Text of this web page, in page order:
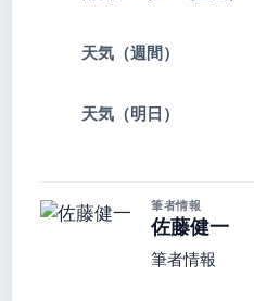
天気（週間）
天気（明日）
筆者情報
佐藤健一
筆者情報